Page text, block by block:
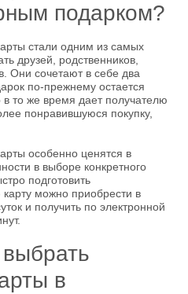
подарком?
стали одним из самых
друзей, родственников,
Они сочетают в себе два
по-прежнему остается
то же время дает получателю
понравившуюся покупку,
особенно ценятся в
в выборе конкретного
подготовить
можно приобрести в
и получить по электронной
в